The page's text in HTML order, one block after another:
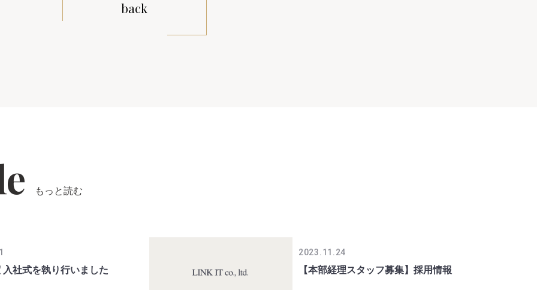
back
もっと読む
入社式を執り行いました
2023.11.24
【本部経理スタッフ募集】採用情報